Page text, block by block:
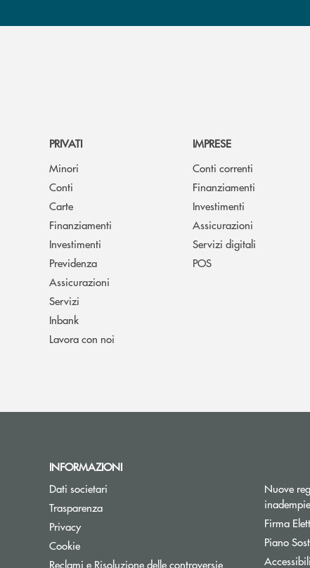
PRIVATI
Minori
Conti
Carte
Finanziamenti
Investimenti
Previdenza
Assicurazioni
Servizi
Inbank
Lavora con noi
IMPRESE
Conti correnti
Finanziamenti
Investimenti
Assicurazioni
Servizi digitali
POS
INFORMAZIONI
Dati societari
Trasparenza
Privacy
Cookie
Reclami e Risoluzione delle controversie
Nuove
Firma
Piano